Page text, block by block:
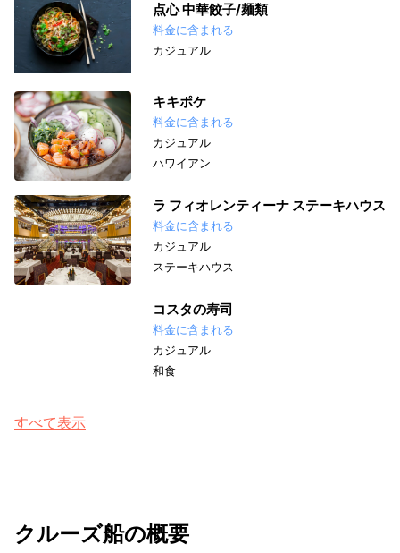
点心 中華餃子/麺類
料金に含まれる
カジュアル
キキポケ
料金に含まれる
カジュアル
ハワイアン
ラ フィオレンティーナ ステーキハウス
料金に含まれる
カジュアル
ステーキハウス
コスタの寿司
料金に含まれる
カジュアル
和食
すべて表示
クルーズ船の概要